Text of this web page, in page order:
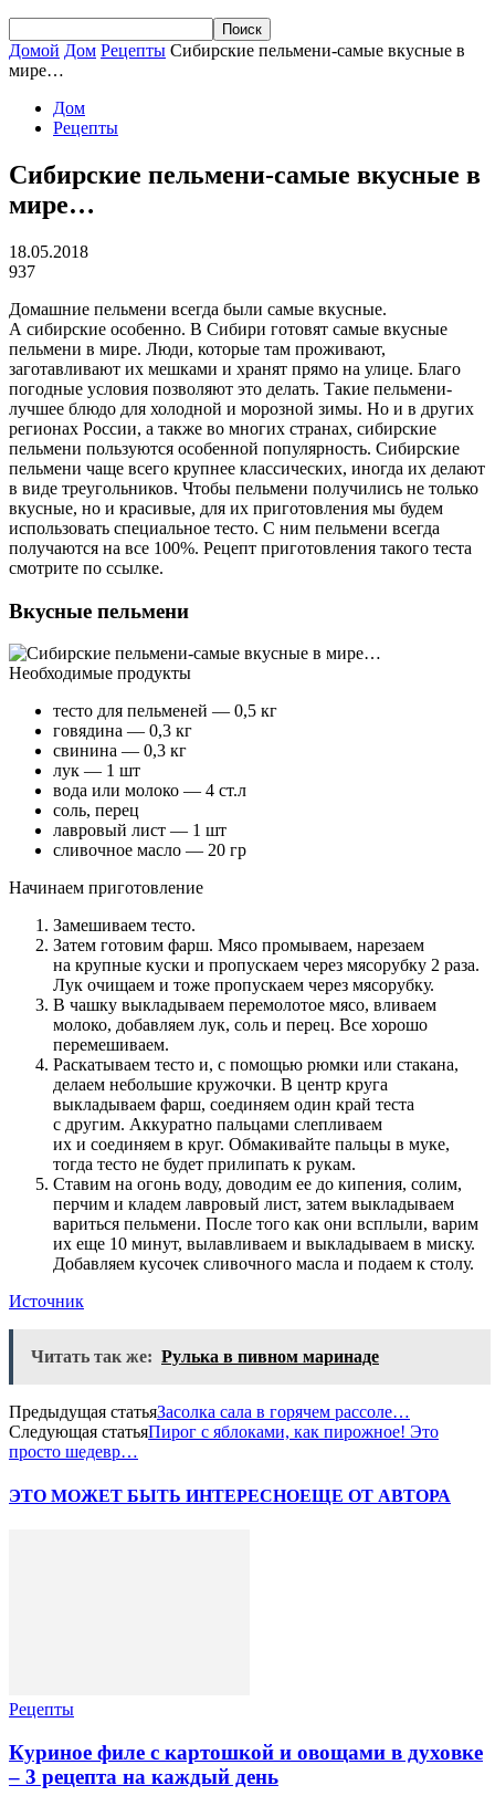
Домой Дом Рецепты Сибирские пельмени-самые вкусные в
мире…
Дом
Рецепты
Сибирские пельмени-самые вкусные в
мире…
18.05.2018
937
Домашние пельмени всегда были самые вкусные.
А сибирские особенно. В Сибири готовят самые вкусные
пельмени в мире. Люди, которые там проживают,
заготавливают их мешками и хранят прямо на улице. Благо
погодные условия позволяют это делать. Такие пельмени-
лучшее блюдо для холодной и морозной зимы. Но и в других
регионах России, а также во многих странах, сибирские
пельмени пользуются особенной популярность. Сибирские
пельмени чаще всего крупнее классических, иногда их делают
в виде треугольников. Чтобы пельмени получились не только
вкусные, но и красивые, для их приготовления мы будем
использовать специальное тесто. С ним пельмени всегда
получаются на все 100%. Рецепт приготовления такого теста
смотрите по ссылке.
Вкусные пельмени
Необходимые продукты
тесто для пельменей — 0,5 кг
говядина — 0,3 кг
свинина — 0,3 кг
лук — 1 шт
вода или молоко — 4 ст.л
соль, перец
лавровый лист — 1 шт
сливочное масло — 20 гр
Начинаем приготовление
Замешиваем тесто.
Затем готовим фарш. Мясо промываем, нарезаем
на крупные куски и пропускаем через мясорубку 2 раза.
Лук очищаем и тоже пропускаем через мясорубку.
В чашку выкладываем перемолотое мясо, вливаем
молоко, добавляем лук, соль и перец. Все хорошо
перемешиваем.
Раскатываем тесто и, с помощью рюмки или стакана,
делаем небольшие кружочки. В центр круга
выкладываем фарш, соединяем один край теста
с другим. Аккуратно пальцами слепливаем
их и соединяем в круг. Обмакивайте пальцы в муке,
тогда тесто не будет прилипать к рукам.
Ставим на огонь воду, доводим ее до кипения, солим,
перчим и кладем лавровый лист, затем выкладываем
вариться пельмени. После того как они всплыли, варим
их еще 10 минут, вылавливаем и выкладываем в миску.
Добавляем кусочек сливочного масла и подаем к столу.
Источник
Читать так же: Рулька в пивном маринаде
Предыдущая статьяЗасолка сала в горячем рассоле…
Следующая статьяПирог с яблоками, как пирожное! Это
просто шедевр…
ЭТО МОЖЕТ БЫТЬ ИНТЕРЕСНОЕЩЕ ОТ АВТОРА
Рецепты
Куриное филе с картошкой и овощами в духовке
– 3 рецепта на каждый день